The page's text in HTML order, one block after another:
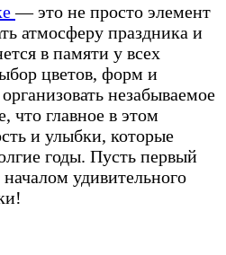
— это не просто элемент
атмосферу праздника и
в памяти у всех
цветов, форм и
незабываемое
что главное в этом
и улыбки, которые
годы. Пусть первый
удивительного